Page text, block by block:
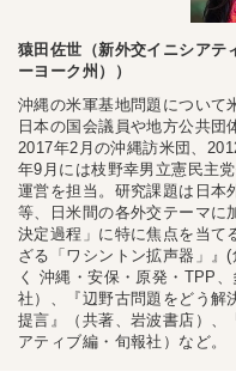
猿田佐世（新外交イニシアテ
ーヨーク州））
沖縄の米軍基地問題について
日本の国会議員や地方公共団
2017年2月の沖縄訪米団、
年9月には枝野幸男立憲民主
運営を担当。研究課題は日本
等、日米間の各外交テーマに
決定過程」に特に焦点を当
ざる「ワシントン拡声器」』
く 沖縄・安保・原発・TPP
社）、『辺野古問題をどう解
提言』（共著、岩波書店）、
アティブ編・旬報社）など。